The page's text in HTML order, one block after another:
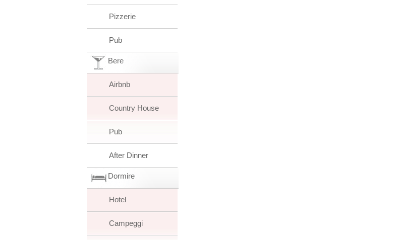
Pizzerie
Pub
Bere
Airbnb
Country House
Pub
After Dinner
Dormire
Hotel
Campeggi